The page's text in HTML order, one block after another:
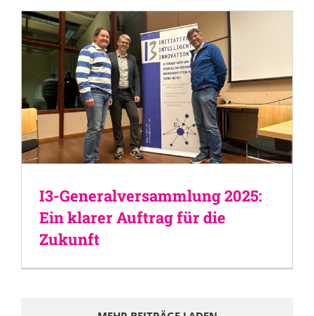
I3-Generalversammlung 2025:
Ein klarer Auftrag für die
Zukunft